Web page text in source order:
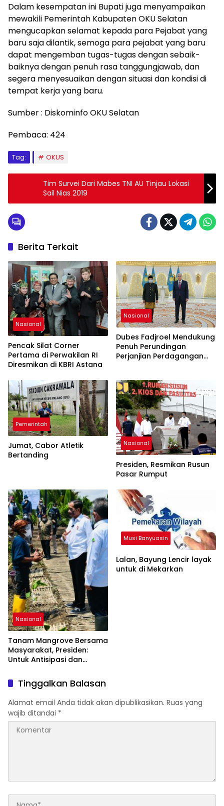
Dalam kesempatan ini Bupati juga menyampaikan
mewakili Pemerintah Kabupaten OKU Selatan
mengucapkan selamat kepada para Pejabat yang
baru saja dilantik, semoga para pejabat yang baru
dapat mengemban tugas-tugas dengan sebaik-
baiknya dengan penuh rasa tanggungjawab, dan
segera menyesuaikan dengan situasi dan kondisi di
tempat kerja yang baru.
Sumber : Diskominfo OKU Selatan
Pembaca: 424
Tag: OKUS
Tim Survei Dari Mabes TNI AU Tinjau Lokasi
Sail Nias 2019
Berita Terkait
Nasional
Pencak Silat Corner
Pertama di Perwakilan RI
Diresmikan di KBRI Astana
Nasional
Dubes Fadjroel Mendukung
Penuh Perundingan
Perjanjian Perdagangan
Pemerintah
Jumat, Cabor Atletik
Bertanding
Nasional
Presiden, Resmikan Rusun
Pasar Rumput
Nasional
Tanam Mangrove Bersama
Masyarakat, Presiden:
Untuk Antisipasi dan
Musi Banyuasin
Lalan, Bayung Lencir layak
untuk di Mekarkan
Tinggalkan Balasan
Alamat email Anda tidak akan dipublikasikan. Ruas yang
wajib ditandai *